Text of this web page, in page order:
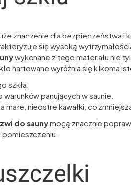
znaczenie dla bezpieczeństwa i
się wysoką
wykonane z tego materiału nie
hartowane wyróżnia się kilkoma
szkła.
panujących w saunie.
nieostre kawałki, co
do saunymogą znacznie